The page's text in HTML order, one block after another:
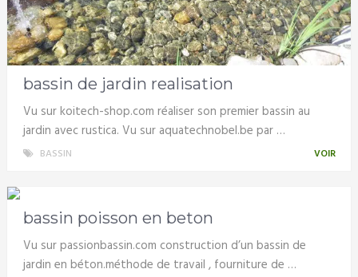
bassin de jardin realisation
Vu sur koitech-shop.com réaliser son premier bassin au
jardin avec rustica. Vu sur aquatechnobel.be par …
BASSIN VOIR
bassin poisson en beton
Vu sur passionbassin.com construction d’un bassin de
jardin en béton.méthode de travail , fourniture de …